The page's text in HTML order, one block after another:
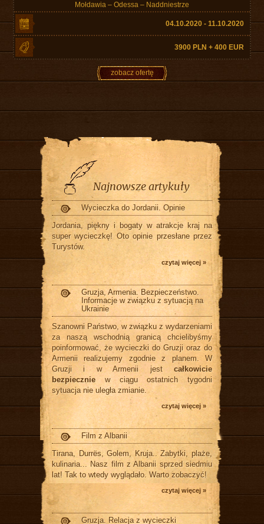
Mołdawia – Odessa – Naddniestrze
04.10.2020 - 11.10.2020
3900 PLN + 400 EUR
zobacz ofertę
Najnowsze artykuły
Wycieczka do Jordanii. Opinie
Jordania, piękny i bogaty w atrakcje kraj na
super wycieczkę! Oto opinie przesłane przez
Turystów.
czytaj więcej »
Gruzja, Armenia. Bezpieczeństwo.
Informacje w związku z sytuacją na
Ukrainie
Szanowni Państwo, w związku z wydarzeniami
za naszą wschodnią granicą chcielibyśmy
poinformować, że wycieczki do Gruzji oraz do
Armenii realizujemy zgodnie z planem. W
Gruzji i w Armenii jest całkowicie
bezpiecznie w ciągu ostatnich tygodni
sytuacja nie uległa zmianie.
czytaj więcej »
Film z Albanii
Tirana, Durrës, Golem, Kruja.. Zabytki, plaże,
kulinaria... Nasz film z Albanii sprzed siedmiu
lat! Tak to wtedy wyglądało. Warto zobaczyć!
czytaj więcej »
Gruzja. Relacja z wycieczki